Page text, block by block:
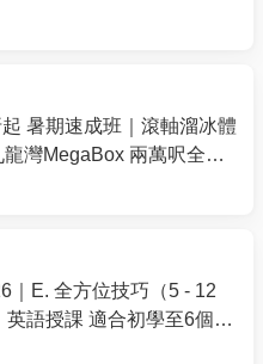
03號舖
舖
網頁的「訂單詳情」
全名購買。
暑期速成班｜滾軸溜冰體
灣MegaBox 兩萬呎全港
間
｜E. 全方位技巧（5 - 12
初學至6個月
用推廣碼減高達$100】